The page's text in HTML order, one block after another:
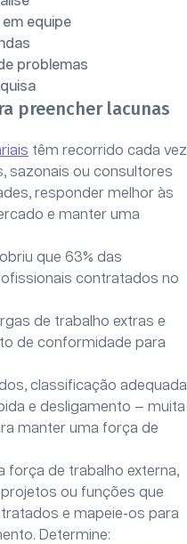
equipe
problemas
preencher lacunas
têm recorrido cada vez
sazonais ou consultores
responder melhor às
e manter uma
que 63% das
contratados no
de trabalho extras e
de conformidade para
classificação adequada
e desligamento — muita
manter uma força de
força de trabalho externa,
ou funções que
e mapeie-os para
Determine: